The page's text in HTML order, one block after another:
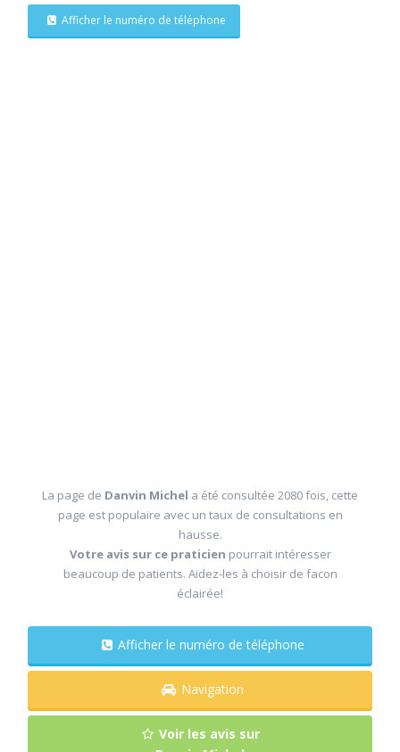
Afficher le numéro de téléphone
La page de Danvin Michel a été consultée 2080 fois, cette
page est populaire avec un taux de consultations en
hausse.
Votre avis sur ce praticien pourrait intéresser
beaucoup de patients. Aidez-les à choisir de facon
éclairée!
Afficher le numéro de téléphone
Navigation
Voir les avis sur